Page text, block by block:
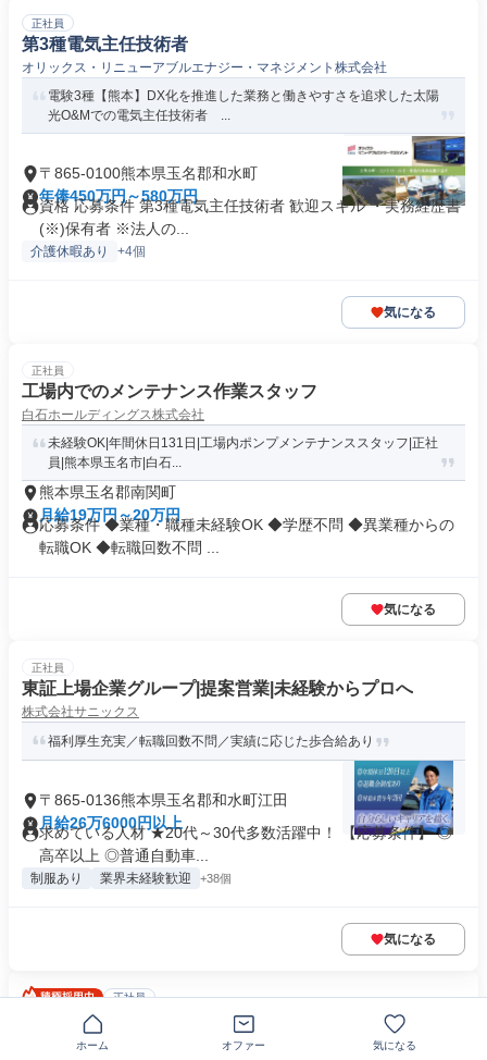
正社員
第3種電気主任技術者
オリックス・リニューアブルエナジー・マネジメント株式会社
電験3種【熊本】DX化を推進した業務と働きやすさを追求した太陽
光O&Mでの電気主任技術者 ...
〒865-0100熊本県玉名郡和水町
年俸450万円～580万円
資格 応募条件 第3種電気主任技術者 歓迎スキル ・実務経歴書
(※)保有者 ※法人の...
介護休暇あり +4個
気になる
正社員
工場内でのメンテナンス作業スタッフ
白石ホールディングス株式会社
未経験OK|年間休日131日|工場内ポンプメンテナンススタッフ|正社
員|熊本県玉名市|白石...
熊本県玉名郡南関町
月給19万円～20万円
応募条件 ◆業種・職種未経験OK ◆学歴不問 ◆異業種からの
転職OK ◆転職回数不問 ...
気になる
正社員
東証上場企業グループ|提案営業|未経験からプロへ
株式会社サニックス
福利厚生充実／転職回数不問／実績に応じた歩合給あり
〒865-0136熊本県玉名郡和水町江田
月給26万6000円以上
求めている人材 ★20代～30代多数活躍中！ 【応募条件】 ◎
高卒以上 ◎普通自動車...
制服あり 業界未経験歓迎 +38個
気になる
正社員
デイサービス事業所での介護職員 / 初任者研修 / 常勤(日
勤のみ)ホーム オファー 気になる